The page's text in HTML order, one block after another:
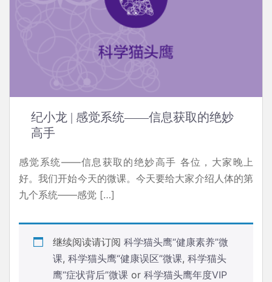
纪小龙 | 感觉系统——信息获取的绝妙
高手
感觉系统——信息获取的绝妙高手 各位，大家晚上
好。我们开始今天的微课。今天要给大家介绍人体的第
九个系统——感觉 […]
继续阅读请订阅 科学猫头鹰“健康素养”微
课, 科学猫头鹰“健康误区”微课, 科学猫头
鹰“症状背后”微课 or 科学猫头鹰年度VIP